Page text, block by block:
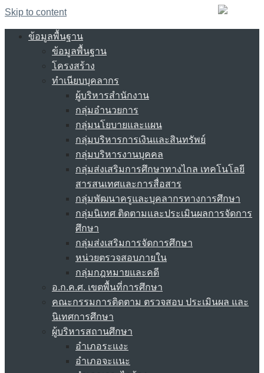
Skip to content
ข้อมูลพื้นฐาน
ข้อมูลพื้นฐาน
โครงสร้าง
ทำเนียบบุคลากร
ผู้บริหารสำนักงาน
กลุ่มอำนวยการ
กลุ่มนโยบายและแผน
กลุ่มบริหารการเงินและสินทรัพย์
กลุ่มบริหารงานบุคคล
กลุ่มส่งเสริมการศึกษาทางไกล เทคโนโลยี
สารสนเทศและการสื่อสาร
กลุ่มพัฒนาครูและบุคลากรทางการศึกษา
กลุ่มนิเทศ ติดตามและประเมินผลการจัดการ
ศึกษา
กลุ่มส่งเสริมการจัดการศึกษา
หน่วยตรวจสอบภายใน
กลุ่มกฎหมายและคดี
อ.ก.ค.ศ. เขตพื้นที่การศึกษา
คณะกรรมการติดตาม ตรวจสอบ ประเมินผล และ
นิเทศการศึกษา
ผู้บริหารสถานศึกษา
อำเภอระแงะ
อำเภอจะแนะ